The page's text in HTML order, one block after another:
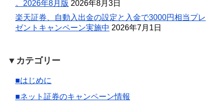
。2026年8月版 2026年8月3日
楽天証券、自動入出金の設定と入金で3000円相当プレ
ゼントキャンペーン実施中 2026年7月1日
▼カテゴリー
■はじめに
■ネット証券のキャンペーン情報